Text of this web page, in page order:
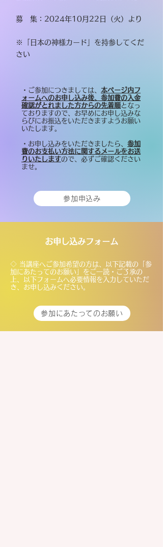
募 集：2024年10月22日（火）より
※「日本の神様カード」を持参してくだ
さい
・ご参加につきましては、 本ページ内フ
ォームへのお申し込み後、参加費の入金
確認がとれました方からの先着順となっ
ておりますので、お早めにお申し込みな
らびにお振込をいただきますようお願い
いたします。
・​お申し込みをいただきましたら、 参加
費のお支払い方法に関するメールをお送
りいたしますので、必ずご確認ください
ませ。
参加申込み
​お申し込みフォーム
◇ 当講座へご参加希望の方は、以下記載の「参
加にあたってのお願い」をご一読・ご了承の
上、以下フォームへ必要情報を入力していただ
き、お申し込みください。
参加にあたってのお願い